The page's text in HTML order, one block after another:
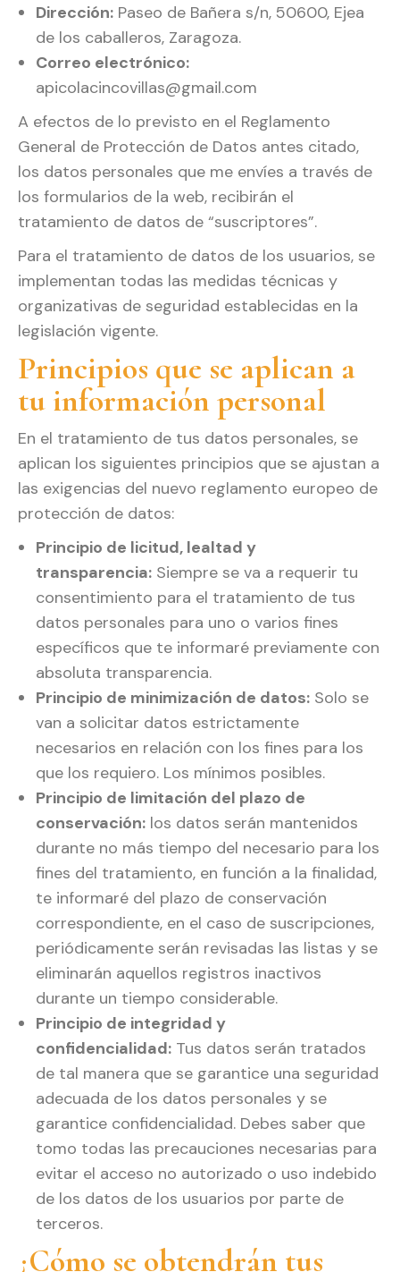
Dirección: Paseo de Bañera s/n, 50600, Ejea
de los caballeros, Zaragoza.
Correo electrónico:
apicolacincovillas@gmail.com
A efectos de lo previsto en el Reglamento
General de Protección de Datos antes citado,
los datos personales que me envíes a través de
los formularios de la web, recibirán el
tratamiento de datos de “suscriptores”.
Para el tratamiento de datos de los usuarios, se
implementan todas las medidas técnicas y
organizativas de seguridad establecidas en la
legislación vigente.
Principios que se aplican a
tu información personal
En el tratamiento de tus datos personales, se
aplican los siguientes principios que se ajustan a
las exigencias del nuevo reglamento europeo de
protección de datos:
Principio de licitud, lealtad y
transparencia: Siempre se va a requerir tu
consentimiento para el tratamiento de tus
datos personales para uno o varios fines
específicos que te informaré previamente con
absoluta transparencia.
Principio de minimización de datos: Solo se
van a solicitar datos estrictamente
necesarios en relación con los fines para los
que los requiero. Los mínimos posibles.
Principio de limitación del plazo de
conservación: los datos serán mantenidos
durante no más tiempo del necesario para los
fines del tratamiento, en función a la finalidad,
te informaré del plazo de conservación
correspondiente, en el caso de suscripciones,
periódicamente serán revisadas las listas y se
eliminarán aquellos registros inactivos
durante un tiempo considerable.
Principio de integridad y
confidencialidad: Tus datos serán tratados
de tal manera que se garantice una seguridad
adecuada de los datos personales y se
garantice confidencialidad. Debes saber que
tomo todas las precauciones necesarias para
evitar el acceso no autorizado o uso indebido
de los datos de los usuarios por parte de
terceros.
¿Cómo se obtendrán tus